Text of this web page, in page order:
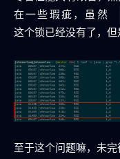
在一些瑕疵，虽然
这个锁已经没有了，但
至于这个问题嘛，未完